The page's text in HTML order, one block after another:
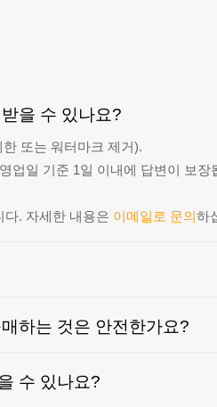
을 수 있나요?
또는 워터마크 제거).
업일 기준 1일 이내에 답변이 보장
다. 자세한 내용은 이메일로 문의하
하는 것은 안전한가요?
수 있나요?